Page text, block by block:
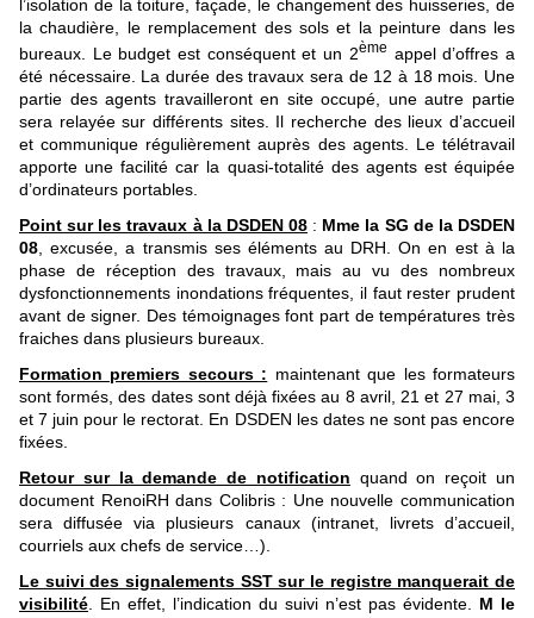
l’isolation de la toiture, façade, le changement des huisseries, de
la chaudière, le remplacement des sols et la peinture dans les
bureaux. Le budget est conséquent et un 2ème appel d’offres a
été nécessaire. La durée des travaux sera de 12 à 18 mois. Une
partie des agents travailleront en site occupé, une autre partie
sera relayée sur différents sites. Il recherche des lieux d’accueil
et communique régulièrement auprès des agents. Le télétravail
apporte une facilité car la quasi-totalité des agents est équipée
d’ordinateurs portables.
Point sur les travaux à la DSDEN 08 : Mme la SG de la DSDEN
08 , excusée, a transmis ses éléments au DRH. On en est à la
phase de réception des travaux, mais au vu des nombreux
dysfonctionnements inondations fréquentes, il faut rester prudent
avant de signer. Des témoignages font part de températures très
fraiches dans plusieurs bureaux.
Formation premiers secours : maintenant que les formateurs
sont formés, des dates sont déjà fixées au 8 avril, 21 et 27 mai, 3
et 7 juin pour le rectorat. En DSDEN les dates ne sont pas encore
fixées.
Retour sur la demande de notification quand on reçoit un
document RenoiRH dans Colibris : Une nouvelle communication
sera diffusée via plusieurs canaux (intranet, livrets d’accueil,
courriels aux chefs de service…).
Le suivi des signalements SST sur le registre manquerait de
visibilité . En effet, l’indication du suivi n’est pas évidente. M le